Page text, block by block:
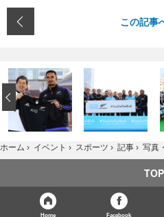
この記事
‹
ホーム › イベント › スポーツ › 記事 › 写真
TOP
Home Facebook